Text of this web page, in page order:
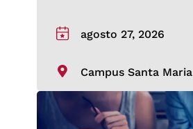
agosto 27, 2026
Campus Santa Maria